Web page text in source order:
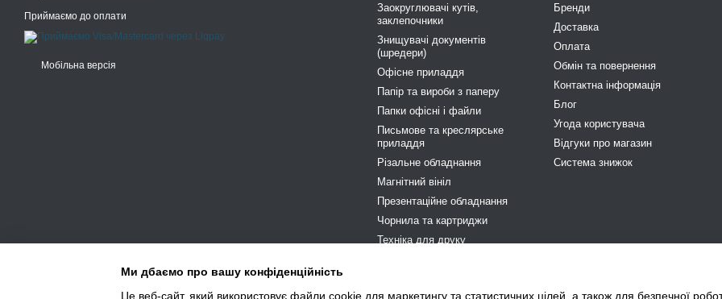
Приймаємо до оплати
Мобільна версія
Заокруглювачі кутів,
заклепочники
Знищувачі документів
(шредери)
Офісне приладдя
Папір та вироби з паперу
Папки офісні і файли
Письмове та креслярське
приладдя
Різальне обладнання
Магнітний вініл
Презентаційне обладнання
Чорнила та картриджи
Техніка для друку
Бренди
Доставка
Оплата
Обмін та повернення
Контактна інформація
Блог
Угода користувача
Відгуки про магазин
Система знижок
Ми дбаємо про вашу конфіденційність
Це веб-сайт, який використовує файли cookie для маркетингу та статистичних цілей, а також для безпечної